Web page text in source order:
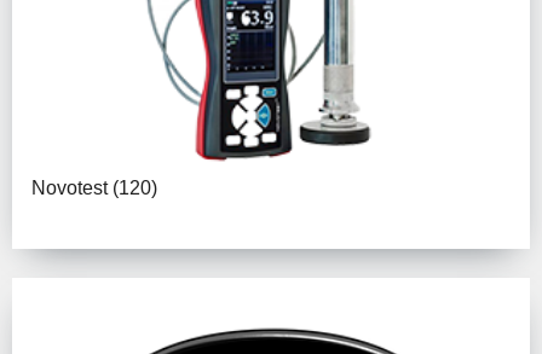
Novotest (120)